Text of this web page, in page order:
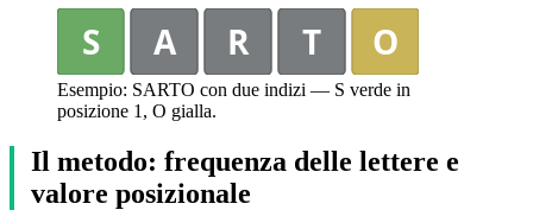
S A R T O
Esempio: SARTO con due indizi — S verde in
posizione 1, O gialla.
Il metodo: frequenza delle lettere e
valore posizionale